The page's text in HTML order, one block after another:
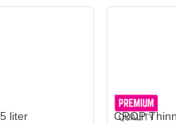
liter CROP